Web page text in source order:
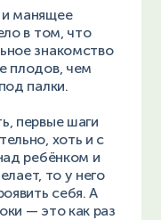
манящее
в том, что
знакомство
плодов, чем
палки.
первые шаги
хоть и с
ребёнком и
то у него
себя. А
— это как раз